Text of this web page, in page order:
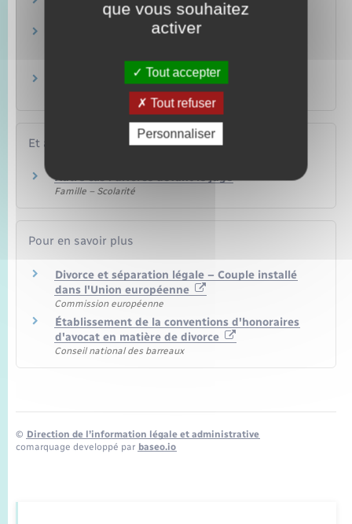
Famille – Scolarité
Séparation des parents : garde des enfants,
Famille – Scolarité
Séparation de corps
Famille – Scolarité
Et aussi
Autre cas : divorce devant le juge
Famille – Scolarité
Pour en savoir plus
Divorce et séparation légale – Couple installé
dans l'Union européenne
Commission européenne
Établissement de la conventions d'honoraires
d'avocat en matière de divorce
Conseil national des barreaux
© Direction de l’information légale et administrative
comarquage developpé par baseo.io
que vous souhaitez
activer
Tout accepter
Tout refuser
Personnaliser